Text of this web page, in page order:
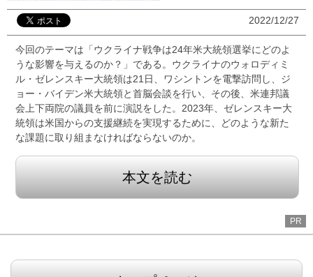
2022/12/27
今回のテーマは「ウクライナ戦争は24年米大統領選挙にどのよ
うな影響を与えるのか？」である。ウクライナのウォロディミ
ル・ゼレンスキー大統領は21日、ワシントンを電撃訪問し、ジ
ョー・バイデン米大統領と首脳会談を行い、その後、米連邦議
会上下両院の議員を前に演説をした。2023年、ゼレンスキー大
統領は米国からの支援継続を実現するために、どのような新た
な課題に取り組まなければならないのか。
本文を読む
PR